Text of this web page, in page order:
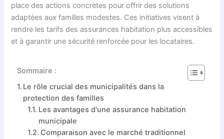
place des actions concrètes pour offrir des solutions
adaptées aux familles modestes. Ces initiatives visent à
rendre les tarifs des assurances habitation plus accessibles
et à garantir une sécurité renforcée pour les locataires.
Sommaire :
Le rôle crucial des municipalités dans la
protection des familles
Les avantages d'une assurance habitation
municipale
Comparaison avec le marché traditionnel